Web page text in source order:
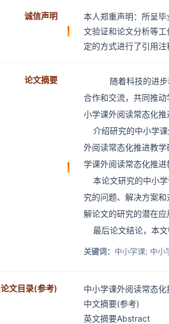
诚信声明
本人郑重声明：所呈
文验证和论文分析等
定的方式进行了引用注
论文摘要
随着科技的进步
合作和交流，共同推
小学课外阅读常态化
介绍研究的中小学课
外阅读常态化推进教
学课外阅读常态化推
本论文研究的中小学
究的问题、解决方案
解论文的研究的潜在应
最后论文结论，本文
关键词： 中小学课; 中小
论文目录(参考)
中小学课外阅读常态
中文摘要(参考)
英文摘要Abstract